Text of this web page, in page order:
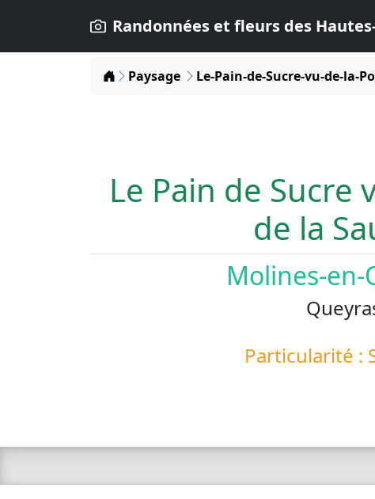
Randonnées et fleurs des
Home
Paysage Le-Pain-de-Sucre-vu-de-la-
Le Pain de Sucre
de la
Molines-en-
Particularité :